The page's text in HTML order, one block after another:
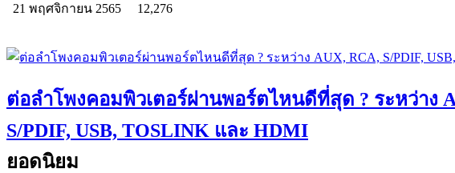
21 พฤศจิกายน 2565
12,276
ต่อลำโพงคอมพิวเตอร์ผ่านพอร์ตไหนดีที่สุด ? ระหว่าง
S/PDIF, USB, TOSLINK และ HDMI
ยอดนิยม